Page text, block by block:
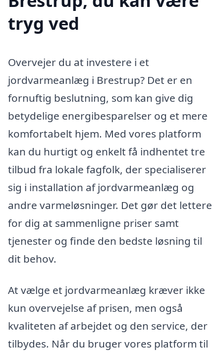
tryg ved
Overvejer du at investere i et
jordvarmeanlæg i Brestrup? Det er en
fornuftig beslutning, som kan give dig
betydelige energibesparelser og et mere
komfortabelt hjem. Med vores platform
kan du hurtigt og enkelt få indhentet tre
tilbud fra lokale fagfolk, der specialiserer
sig i installation af jordvarmeanlæg og
andre varmeløsninger. Det gør det lettere
for dig at sammenligne priser samt
tjenester og finde den bedste løsning til
dit behov.
At vælge et jordvarmeanlæg kræver ikke
kun overvejelse af prisen, men også
kvaliteten af arbejdet og den service, der
tilbydes. Når du bruger vores platform til